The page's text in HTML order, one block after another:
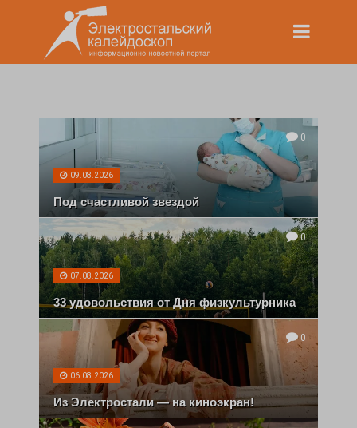
0
09.08.2026
Под счастливой звездой
0
07.08.2026
33 удовольствия от Дня физкультурника
0
06.08.2026
Из Электростали — на киноэкран!